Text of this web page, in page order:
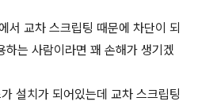
서 교차 스크립팅 때문에 차단이 되
는 사람이라면 꽤 손해가 생기겠
설치가 되어있는데 교차 스크립팅